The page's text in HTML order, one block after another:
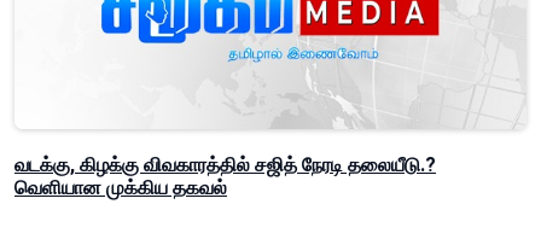
வடக்கு, கிழக்கு விவகாரத்தில் சஜித் நேரடி தலையீடு.?
வெளியான முக்கிய தகவல்